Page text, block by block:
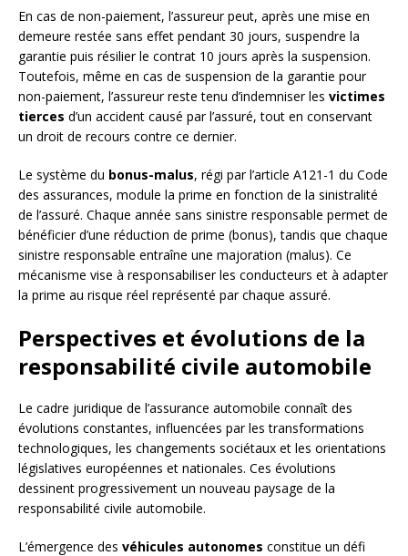
En cas de non-paiement, l’assureur peut, après une mise en
demeure restée sans effet pendant 30 jours, suspendre la
garantie puis résilier le contrat 10 jours après la suspension.
Toutefois, même en cas de suspension de la garantie pour
non-paiement, l’assureur reste tenu d’indemniser les victimes
tierces d’un accident causé par l’assuré, tout en conservant
un droit de recours contre ce dernier.
Le système du bonus-malus, régi par l’article A121-1 du Code
des assurances, module la prime en fonction de la sinistralité
de l’assuré. Chaque année sans sinistre responsable permet de
bénéficier d’une réduction de prime (bonus), tandis que chaque
sinistre responsable entraîne une majoration (malus). Ce
mécanisme vise à responsabiliser les conducteurs et à adapter
la prime au risque réel représenté par chaque assuré.
Perspectives et évolutions de la
responsabilité civile automobile
Le cadre juridique de l’assurance automobile connaît des
évolutions constantes, influencées par les transformations
technologiques, les changements sociétaux et les orientations
législatives européennes et nationales. Ces évolutions
dessinent progressivement un nouveau paysage de la
responsabilité civile automobile.
L’émergence des véhicules autonomes constitue un défi